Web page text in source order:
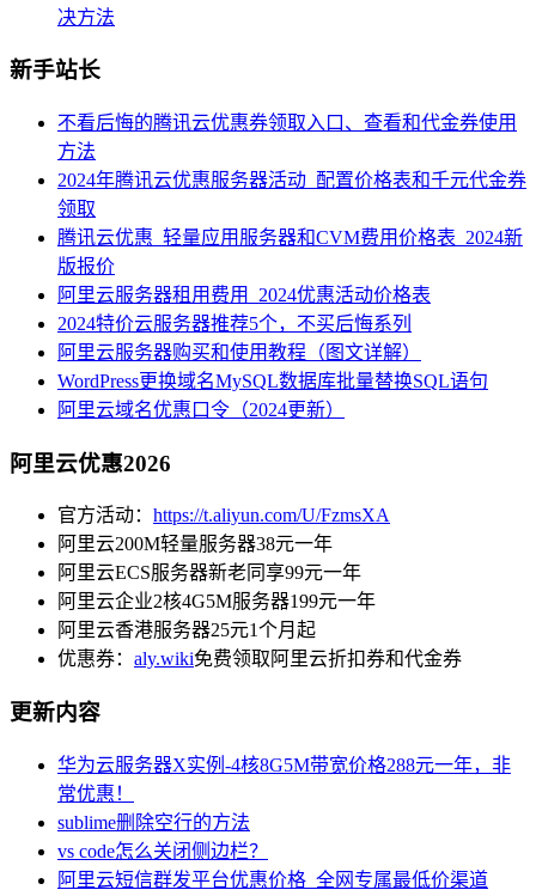
决方法
新手站长
不看后悔的腾讯云优惠券领取入口、查看和代金券使用
方法
2024年腾讯云优惠服务器活动_配置价格表和千元代金券
领取
腾讯云优惠_轻量应用服务器和CVM费用价格表_2024新
版报价
阿里云服务器租用费用_2024优惠活动价格表
2024特价云服务器推荐5个，不买后悔系列
阿里云服务器购买和使用教程（图文详解）
WordPress更换域名MySQL数据库批量替换SQL语句
阿里云域名优惠口令（2024更新）
阿里云优惠2026
官方活动： https://t.aliyun.com/U/FzmsXA
阿里云200M轻量服务器38元一年
阿里云ECS服务器新老同享99元一年
阿里云企业2核4G5M服务器199元一年
阿里云香港服务器25元1个月起
优惠券： aly.wiki免费领取阿里云折扣券和代金券
更新内容
华为云服务器X实例-4核8G5M带宽价格288元一年，非
常优惠！
sublime删除空行的方法
vs code怎么关闭侧边栏？
阿里云短信群发平台优惠价格_全网专属最低价渠道